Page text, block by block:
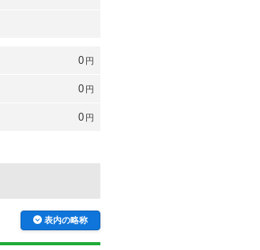
0 円
0 円
0 円
表内の略称